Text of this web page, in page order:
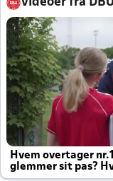
Videoer fra DBU
Hvem overtager
glemmer sit pas?
altid til efter